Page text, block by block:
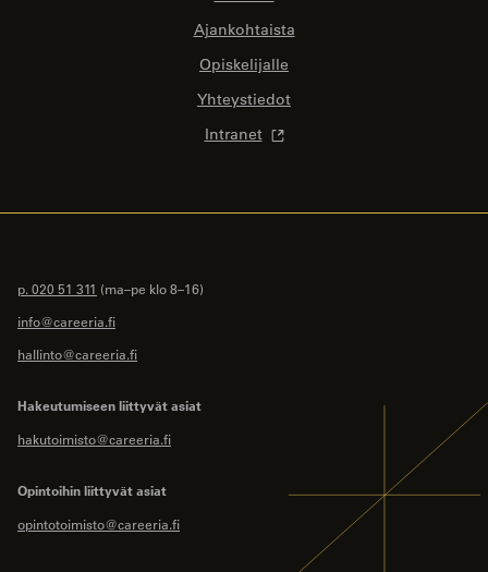
Ajankohtaista
Opiskelijalle
Yhteystiedot
Intranet
p. 020 51 311 (ma–pe klo 8–16)
info@careeria.fi
hallinto@careeria.fi
Hakeutumiseen liittyvät asiat
hakutoimisto@careeria.fi
Opintoihin liittyvät asiat
opintotoimisto@careeria.fi